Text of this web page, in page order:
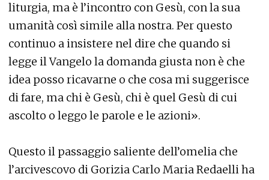
liturgia, ma è l’incontro con Gesù, con la sua
umanità così simile alla nostra. Per questo
continuo a insistere nel dire che quando si
legge il Vangelo la domanda giusta non è che
idea posso ricavarne o che cosa mi suggerisce
di fare, ma chi è Gesù, chi è quel Gesù di cui
ascolto o leggo le parole e le azioni».
Questo il passaggio saliente dell’omelia che
l’arcivescovo di Gorizia Carlo Maria Redaelli ha